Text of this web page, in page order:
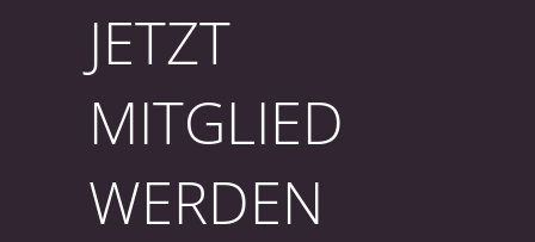
JETZT
MITGLIED
WERDEN